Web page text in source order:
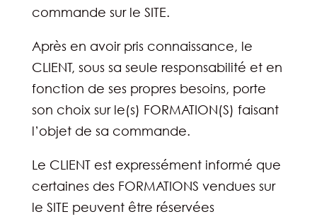
commande sur le SITE.
Après en avoir pris connaissance, le
CLIENT, sous sa seule responsabilité et en
fonction de ses propres besoins, porte
son choix sur le(s) FORMATION(S) faisant
l’objet de sa commande.
Le CLIENT est expressément informé que
certaines des FORMATIONS vendues sur
le SITE peuvent être réservées